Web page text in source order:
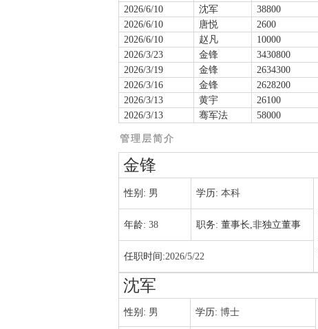
2026/6/10
沈军 38800
2026/6/10
唐悦 2600
2026/6/10
赵凡 10000
2026/3/23
金锋 3430800
2026/3/19
金锋 2634300
2026/3/16
金锋 2628200
2026/3/13
黄宇 26100
2026/3/13
骞军法 58000
管理层简介
金锋
性别: 男 学历: 本科
年龄: 38 职务: 董事长,非独立董事
任职时间:2026/5/22
沈军
性别: 男 学历: 博士